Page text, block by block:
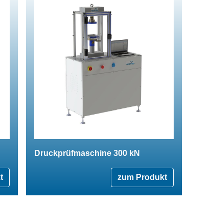
Druckprüfmaschine 300 kN
zum Produkt